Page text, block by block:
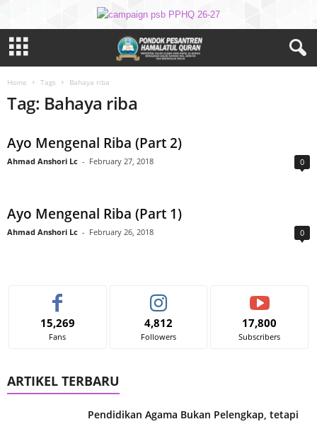
Home Tags Bahaya riba
Tag: Bahaya riba
Ayo Mengenal Riba (Part 2)
Ahmad Anshori Lc - February 27, 2018 0
Ayo Mengenal Riba (Part 1)
Ahmad Anshori Lc - February 26, 2018 0
15,269
Fans
4,812
Followers
17,800
Subscribers
ARTIKEL TERBARU
Pendidikan Agama Bukan Pelengkap, tetapi